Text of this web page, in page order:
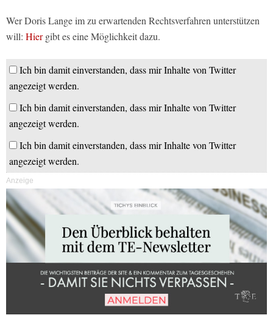
Wer Doris Lange im zu erwartenden Rechtsverfahren unterstützen
will: Hiergibt es eine Möglichkeit dazu.
Ich bin damit einverstanden, dass mir Inhalte von Twitter
angezeigt werden.
Ich bin damit einverstanden, dass mir Inhalte von Twitter
angezeigt werden.
Ich bin damit einverstanden, dass mir Inhalte von Twitter
angezeigt werden.
Anzeige